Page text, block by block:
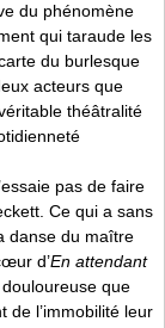
du phénomène
qui taraude les
du burlesque
acteurs que
théâtralité
pas de faire
Ce qui a sans
danse du maître
d’En attendant
que
de l’immobilité leur